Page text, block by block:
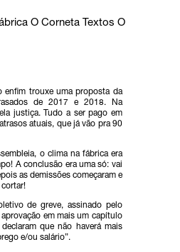
O Corneta Textos O
enfim trouxe uma proposta da
de 2017 e 2018. Na
justiça. Tudo a ser pago em
atuais, que já vão pra 90
o clima na fábrica era
A conclusão era uma só: vai
as demissões começaram e
cortar!
de greve, assinado pelo
em mais um capítulo
que não haverá mais
e/ou salário”.